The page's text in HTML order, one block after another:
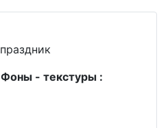
Фоны - текстуры :